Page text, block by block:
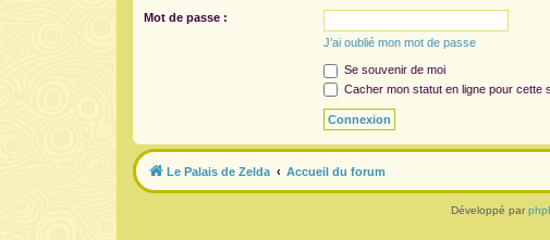
Mot de passe :
J’ai oublié mon mot de passe
Se souvenir de moi
Cacher mon statut en ligne pour cette
Le Palais de Zelda Accueil du forum
Développé par